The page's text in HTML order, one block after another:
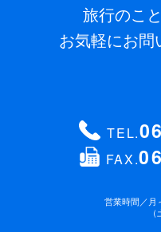
旅行のこ
お気軽にお問
TEL.
FAX.
営業時間／月